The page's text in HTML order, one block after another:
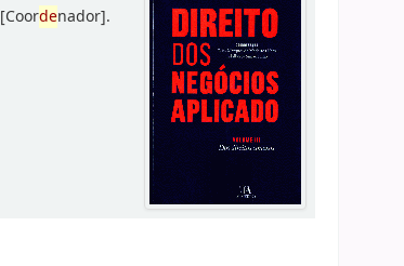
[Coordenador].